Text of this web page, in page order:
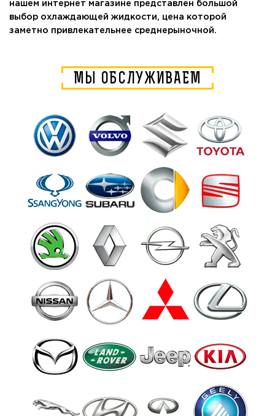
нашем интернет магазине представлен большой
выбор охлаждающей жидкости, цена которой
заметно привлекательнее среднерыночной.
МЫ ОБСЛУЖИВАЕМ